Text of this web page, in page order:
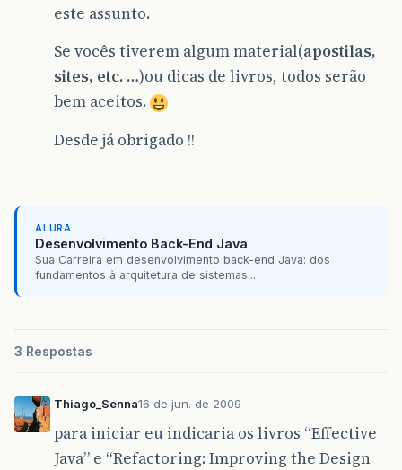
este assunto.
Se vocês tiverem algum material(apostilas,
sites, etc. …)ou dicas de livros, todos serão
bem aceitos.
Desde já obrigado !!
ALURA
Desenvolvimento Back-End Java
Sua Carreira em desenvolvimento back-end Java: dos
fundamentos à arquitetura de sistemas...
3 Respostas
Thiago_Senna16 de jun. de 2009
para iniciar eu indicaria os livros “Effective
Java” e “Refactoring: Improving the Design